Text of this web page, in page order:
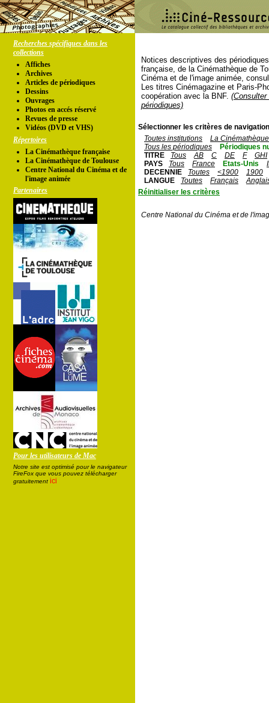
Recherches spécifiques dans les
collections
Affiches
Archives
Articles de périodiques
Dessins
Ouvrages
Photos en accés réservé
Revues de presse
Vidéos (DVD et VHS)
Répertoires
La Cinémathèque française
La Cinémathèque de Toulouse
Centre National du Cinéma et de
l'image animée
Partenaires
Pour les utilisateurs de Mac
Notre site est optimisé pour le navigateur
FireFox que vous pouvez télécharger
gratuitement ici
Notices descriptives des
française, de la Cinémathèque de
Cinéma et de l'image animée,
Les titres Cinémagazine et Paris-
coopération avec la BNF.
périodiques)
Sélectionner les critères de
Toutes institutions
La
Tous les périodiques
Périodiques
TITRE
Tous AB C DE F
GHI
PAYS
Tous France Etats-Unis
DECENNIE
Toutes <1900
1900
LANGUE
Toutes Français
Réinitialiser les critères
Centre National du Cinéma et de